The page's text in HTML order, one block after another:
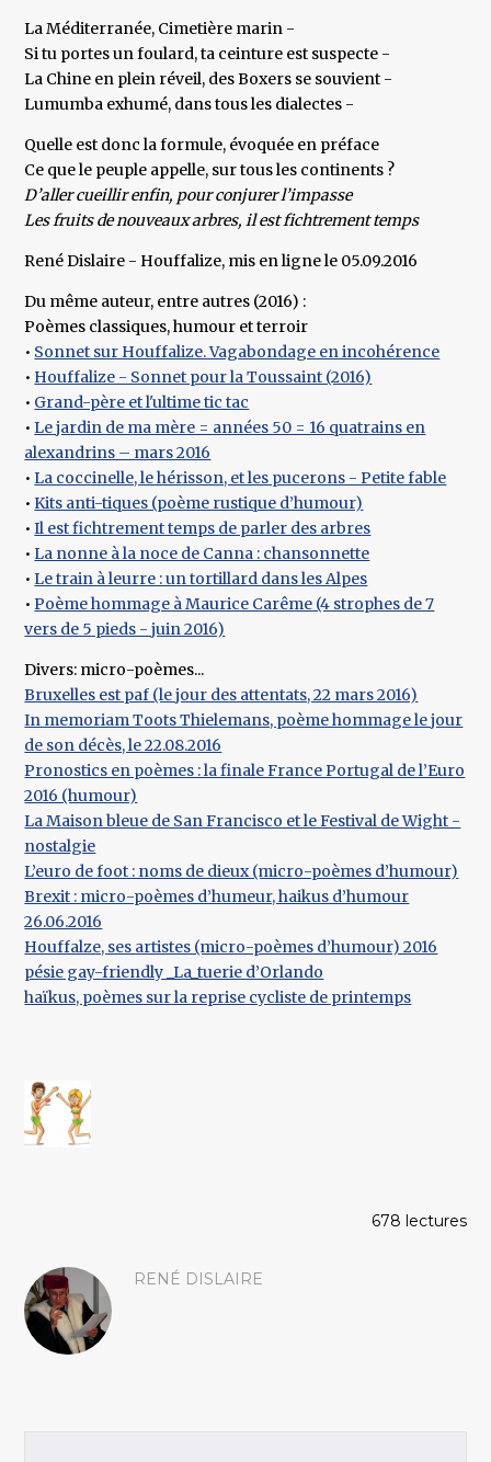
La Méditerranée, Cimetière marin -
Si tu portes un foulard, ta ceinture est suspecte -
La Chine en plein réveil, des Boxers se souvient -
Lumumba exhumé, dans tous les dialectes -
Quelle est donc la formule, évoquée en préface
Ce que le peuple appelle, sur tous les continents ?
D’aller cueillir enfin, pour conjurer l’impasse
Les fruits de nouveaux arbres, il est fichtrement temps
René Dislaire - Houffalize, mis en ligne le 05.09.2016
Du même auteur, entre autres (2016) :
Poèmes classiques, humour et terroir
• Sonnet sur Houffalize. Vagabondage en incohérence
• Houffalize - Sonnet pour la Toussaint (2016)
• Grand-père et l'ultime tic tac
•Le jardin de ma mère = années 50 = 16 quatrains en
alexandrins – mars 2016
•La coccinelle, le hérisson, et les pucerons - Petite fable
•Kits anti-tiques (poème rustique d’humour)
•Il est fichtrement temps de parler des arbres
•La nonne à la noce de Canna : chansonnette
•Le train à leurre : un tortillard dans les Alpes
•Poème hommage à Maurice Carême (4 strophes de 7
vers de 5 pieds - juin 2016)
Divers: micro-poèmes...
Bruxelles est paf (le jour des attentats, 22 mars 2016)
In memoriam Toots Thielemans, poème hommage le jour
de son décès, le 22.08.2016
Pronostics en poèmes : la finale France Portugal de l’Euro
2016 (humour)
La Maison bleue de San Francisco et le Festival de Wight -
nostalgie
L’euro de foot : noms de dieux (micro-poèmes d’humour)
Brexit : micro-poèmes d’humeur, haikus d’humour
26.06.2016
Houffalze, ses artistes (micro-poèmes d’humour) 2016
pésie gay-friendly _La_tuerie d’Orlando
haïkus, poèmes sur la reprise cycliste de printemps
678 lectures
RENÉ DISLAIRE